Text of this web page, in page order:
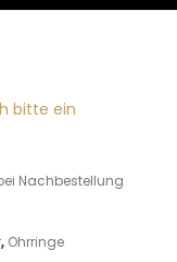
bitte ein
Nachbestellung
, Ohrringe